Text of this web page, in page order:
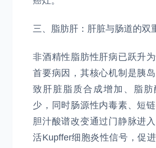
三、脂肪肝：肝脏与肠道的双
非酒精性脂肪性肝病已跃升
首要病因，其核心机制是胰
致肝脏脂质合成增加、脂肪
少，同时肠源性内毒素、短链
胆汁酸谱改变通过门静脉进
活Kupffer细胞炎性信号，促